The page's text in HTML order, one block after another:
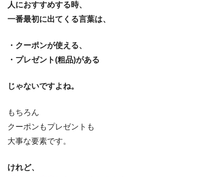
人におすすめする時、
一番最初に出てくる言葉は、
・クーポンが使える、
・プレゼント(粗品)がある
じゃないですよね。
もちろん
クーポンもプレゼントも
大事な要素です。
けれど、